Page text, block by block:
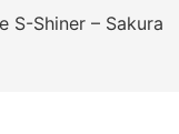
S-Shiner – Sakura